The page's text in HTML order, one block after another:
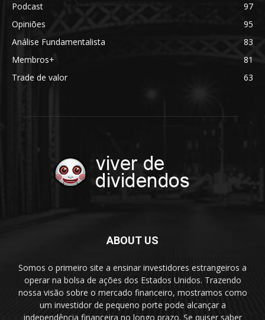
Podcast
97
Opiniões
95
Análise Fundamentalista
83
Membros+
81
Trade de valor
63
ABOUT US
Somos o primeiro site a ensinar investidores estrangeiros a
operar na bolsa de ações dos Estados Unidos. Trazendo
nossa visão sobre o mercado financeiro, mostramos como
um investidor de pequeno porte pode alcançar a
independência financeira no longo prazo. Se quiser saber